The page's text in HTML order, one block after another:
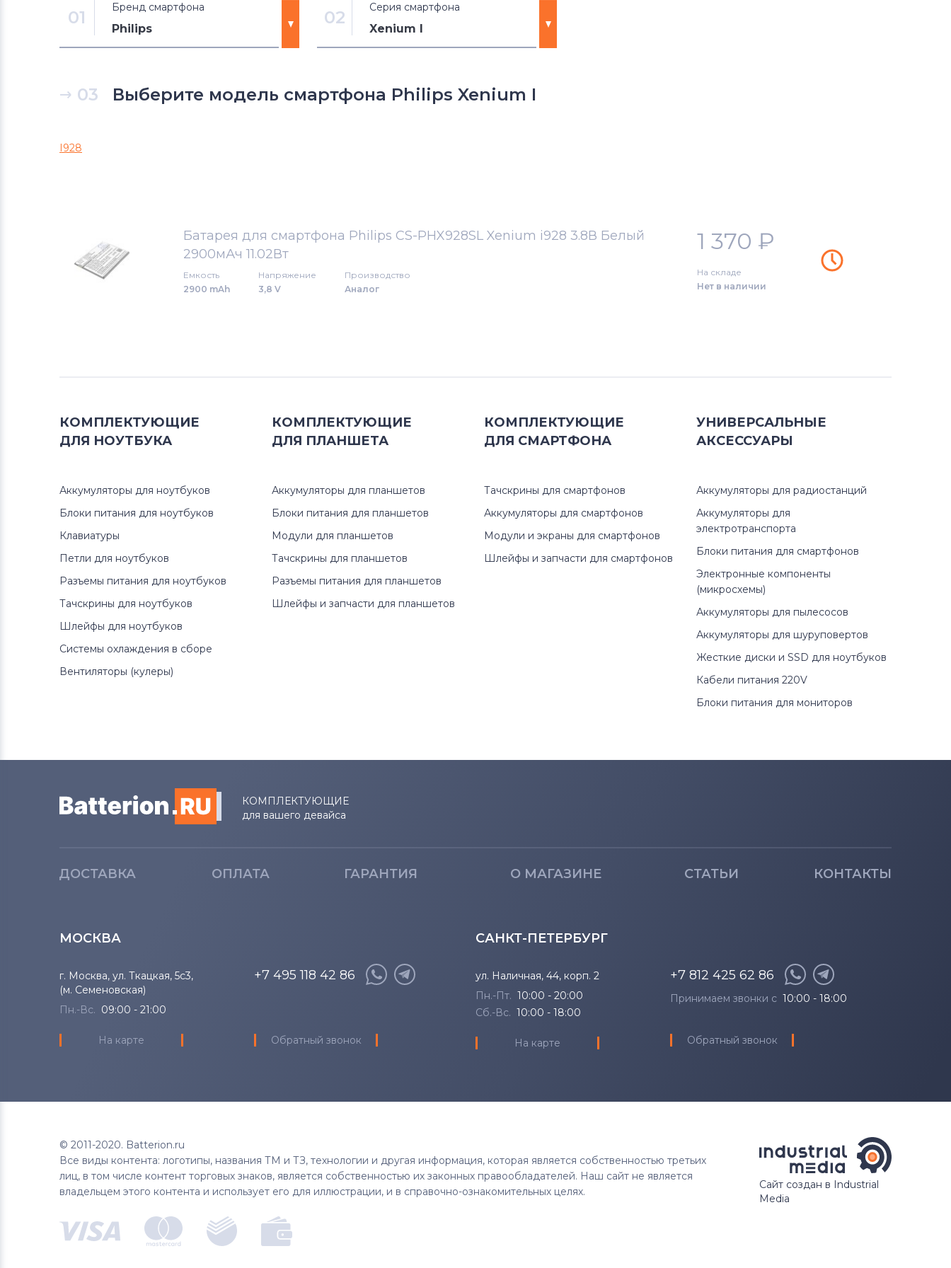
01 Бренд смартфона
Philips
Xiaomi
Аккумуляторы для смартфонов
Аккумуляторы для смартфонов
Zopo
INOI
Аккумуляторы для смартфонов
Аккумуляторы для смартфонов
Аккумуляторы для радиостанций
Аккумуляторы для смартфонов
Lenovo
Аккумуляторы для смартфонов
Аккумуляторы для смартфонов
Nubia
Аккумуляторы для смартфонов
Honor
Аккумуляторы для смартфонов
Nokia
Аккумуляторы для смартфонов
Все бренды
02 Серия смартфона
Xenium I
T8566
Xenium CTX
Xenium I
Xenium X
03 Выберите модель смартфона Philips Xenium I
I928
Батарея для смартфона Philips CS-PHX928SL Xenium i928 3.8В Белый
2900мАч 11.02Вт
Емкость
2900 mAh
Напряжение
3,8 V
Производство
Аналог
1 370 ₽
На складе
Нет в наличии
КОМПЛЕКТУЮЩИЕ
ДЛЯ НОУТБУКА
Аккумуляторы для ноутбуков
Блоки питания для ноутбуков
Клавиатуры
Петли для ноутбуков
Разъемы питания для ноутбуков
Тачскрины для ноутбуков
Шлейфы для ноутбуков
Системы охлаждения в сборе
Вентиляторы (кулеры)
КОМПЛЕКТУЮЩИЕ
ДЛЯ ПЛАНШЕТА
Аккумуляторы для планшетов
Блоки питания для планшетов
Модули для планшетов
Тачскрины для планшетов
Разъемы питания для планшетов
Шлейфы и запчасти для планшетов
КОМПЛЕКТУЮЩИЕ
ДЛЯ СМАРТФОНА
Тачскрины для смартфонов
Аккумуляторы для смартфонов
Модули и экраны для смартфонов
Шлейфы и запчасти для смартфонов
УНИВЕРСАЛЬНЫЕ
АКСЕССУАРЫ
Аккумуляторы для радиостанций
Аккумуляторы для
электротранспорта
Блоки питания для смартфонов
Электронные компоненты
(микросхемы)
Аккумуляторы для пылесосов
Аккумуляторы для шуруповертов
Жесткие диски и SSD для ноутбуков
Кабели питания 220V
Блоки питания для мониторов
КОМПЛЕКТУЮЩИЕ
для вашего девайса
ДОСТАВКА ОПЛАТА ГАРАНТИЯ О МАГАЗИНЕ СТАТЬИ КОНТАКТЫ
МОСКВА
г. Москва, ул. Ткацкая, 5с3,
(м. Семеновская)
Пн.-Вс. 09:00 - 21:00
На карте
+7 495 118 42 86
Обратный звонок
САНКТ-ПЕТЕРБУРГ
ул. Наличная, 44, корп. 2
Пн.-Пт. 10:00 - 20:00
Сб.-Вс. 10:00 - 18:00
На карте
+7 812 425 62 86
Принимаем звонки с 10:00 - 18:00
Обратный звонок
© 2011-2020. Batterion.ru
Все виды контента: логотипы, названия ТМ и ТЗ, технологии и другая информация, которая является собственностью третьих
лиц, в том числе контент торговых знаков, является собственностью их законных правообладателей. Наш сайт не является
владельцем этого контента и использует его для иллюстрации, и в справочно-ознакомительных целях.
Сайт создан в Industrial
Media